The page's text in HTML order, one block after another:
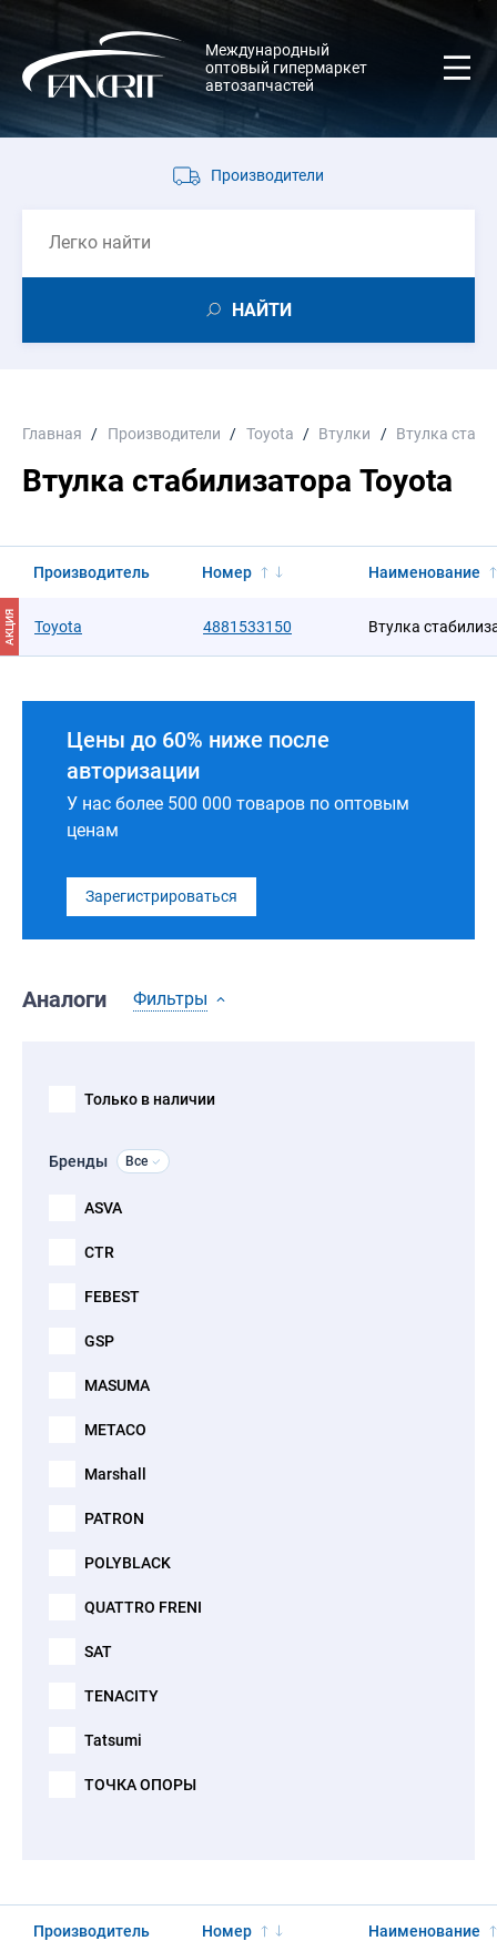
Международный
оптовый гипермаркет
автозапчастей
Производители
НАЙТИ
Главная Производители Toyota Втулки Втулка
Втулка стабилизатора Toyota
Производитель Номер Наименование
АКЦИЯ Toyota 4881533150 Втулка
Цены до 60% ниже после
авторизации
У нас более 500 000 товаров по оптовым
ценам
Зарегистрироваться
Аналоги Фильтры
Только в наличии
Бренды Все
ASVA
CTR
FEBEST
GSP
MASUMA
METACO
Marshall
PATRON
POLYBLACK
QUATTRO FRENI
SAT
TENACITY
Tatsumi
ТОЧКА ОПОРЫ
Производитель Номер Наименование